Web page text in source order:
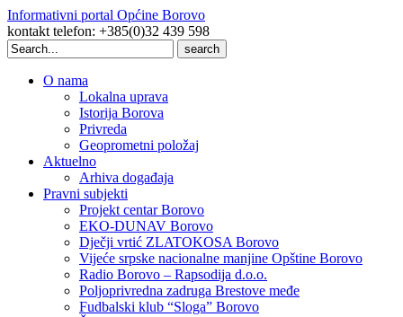
Informativni portal Općine Borovo
kontakt telefon: +385(0)32 439 598
Search
for:
O nama
Lokalna uprava
Istorija Borova
Privreda
Geoprometni položaj
Aktuelno
Arhiva događaja
Pravni subjekti
Projekt centar Borovo
EKO-DUNAV Borovo
Dječji vrtić ZLATOKOSA Borovo
Vijeće srpske nacionalne manjine Opštine Borovo
Radio Borovo – Rapsodija d.o.o.
Poljoprivredna zadruga Brestove međe
Fudbalski klub “Sloga” Borovo